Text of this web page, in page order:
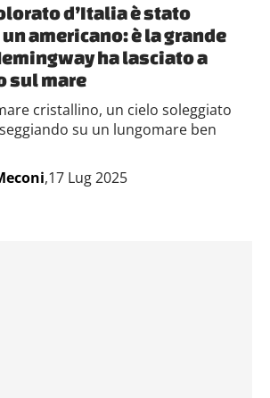
d’Italia è stato
americano: è la grande
ha lasciato a
sul mare
cristallino, un cielo soleggiato
su un lungomare ben
,17 Lug 2025